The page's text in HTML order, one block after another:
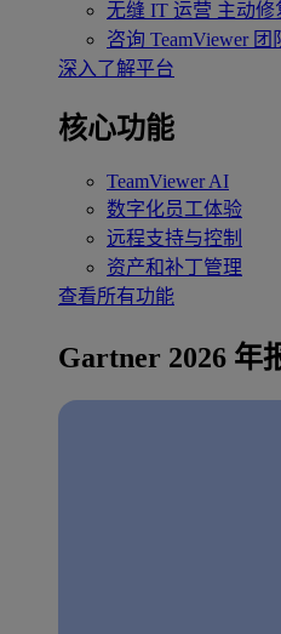
无缝 IT 运营 主动修
咨询 TeamViewer 团
深入了解平台
核心功能
TeamViewer AI
数字化员工体验
远程支持与控制
资产和补丁管理
查看所有功能
Gartner 2026 年